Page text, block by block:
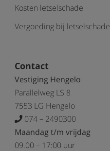
Kosten letselschade
Vergoeding bij letselschade
Contact
Vestiging Hengelo
Parallelweg LS 8
7553 LG Hengelo
074 – 2490300
Maandag t/m vrijdag
09.00 – 17:00 uur